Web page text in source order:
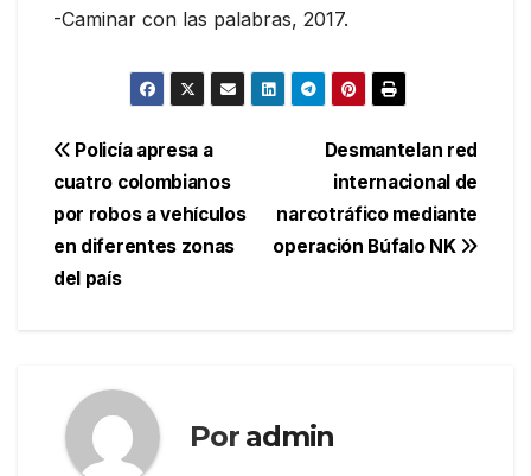
-Caminar con las palabras, 2017.
Navegación
de
entradas
Desmantelan red
internacional de
narcotráfico mediante
operación Búfalo NK
Policía apresa a
cuatro colombianos
por robos a vehículos
en diferentes zonas
del país
Por admin